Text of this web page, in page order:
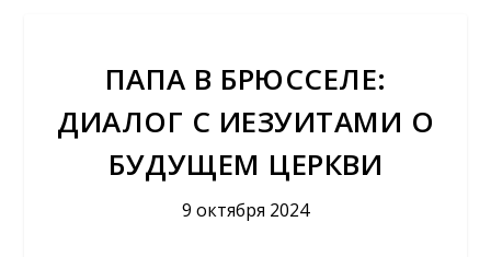
ПАПА В БРЮССЕЛЕ:
ДИАЛОГ С ИЕЗУИТАМИ О
БУДУЩЕМ ЦЕРКВИ
9 октября 2024